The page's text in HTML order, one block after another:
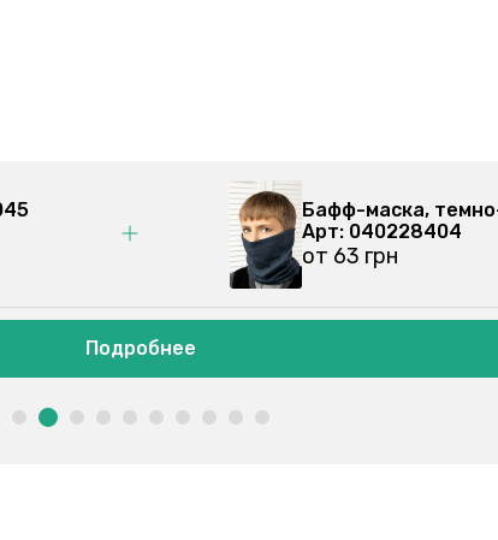
Бафф-маска, темно-синий 040228404-040
Арт: 040228404